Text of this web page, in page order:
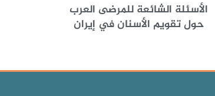
الأسئلة الشائعة للمرضى العرب
حول تقويم الأسنان في إيران